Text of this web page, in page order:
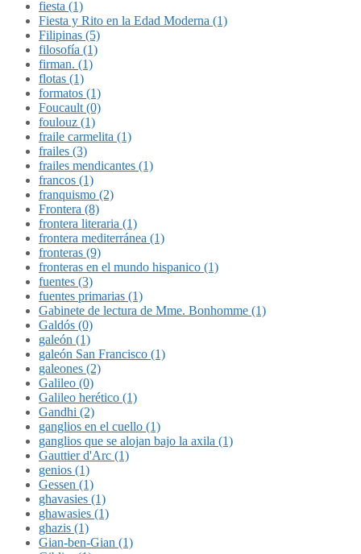
fiesta (1)
Fiesta y Rito en la Edad Moderna (1)
Filipinas (5)
filosofía (1)
firman. (1)
flotas (1)
formatos (1)
Foucault (0)
foulouz (1)
fraile carmelita (1)
frailes (3)
frailes mendicantes (1)
francos (1)
franquismo (2)
Frontera (8)
frontera literaria (1)
frontera mediterránea (1)
fronteras (9)
fronteras en el mundo hispanico (1)
fuentes (3)
fuentes primarias (1)
Gabinete de lectura de Mme. Bonhomme (1)
Galdós (0)
galeón (1)
galeón San Francisco (1)
galeones (2)
Galileo (0)
Galileo herético (1)
Gandhi (2)
ganglios en el cuello (1)
ganglios que se alojan bajo la axila (1)
Gauttier d'Arc (1)
genios (1)
Gessen (1)
ghavasies (1)
ghawasies (1)
ghazis (1)
Gian-ben-Gian (1)